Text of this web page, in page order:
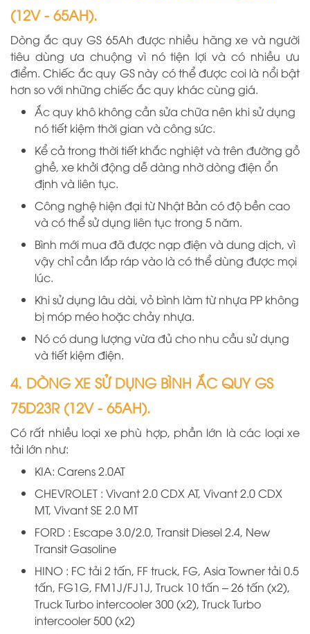
(12V - 65AH).
Dòng ắc quy GS 65Ah được nhiều hãng xe và người
tiêu dùng ưa chuộng vì nó tiện lợi và có nhiều ưu
điểm. Chiếc ắc quy GS này có thể được coi là nổi bật
hơn so với những chiếc ắc quy khác cùng giá.
Ắc quy khô không cần sửa chữa nên khi sử dụng
nó tiết kiệm thời gian và công sức.
Kể cả trong thời tiết khắc nghiệt và trên đường gồ
ghề, xe khởi động dễ dàng nhờ dòng điện ổn
định và liên tục.
Công nghệ hiện đại từ Nhật Bản có độ bền cao
và có thể sử dụng liên tục trong 5 năm.
Bình mới mua đã được nạp điện và dung dịch, vì
vậy chỉ cần lắp ráp vào là có thể dùng được mọi
lúc.
Khi sử dụng lâu dài, vỏ bình làm từ nhựa PP không
bị móp méo hoặc chảy nhựa.
Nó có dung lượng vừa đủ cho nhu cầu sử dụng
và tiết kiệm điện.
4. DÒNG XE SỬ DỤNG BÌNH ẮC QUY GS
75D23R (12V - 65AH).
Có rất nhiều loại xe phù hợp, phần lớn là các loại xe
tải lớn như:
KIA: Carens 2.0AT
CHEVROLET : Vivant 2.0 CDX AT, Vivant 2.0 CDX
MT, Vivant SE 2.0 MT
FORD : Escape 3.0/2.0, Transit Diesel 2.4, New
Transit Gasoline
HINO : FC tải 2 tấn, FF truck, FG, Asia Towner tải 0.5
tấn, FG1G, FM1J/FJ1J, Truck 10 tấn – 26 tấn (x2),
Truck Turbo intercooler 300 (x2), Truck Turbo
intercooler 500 (x2)